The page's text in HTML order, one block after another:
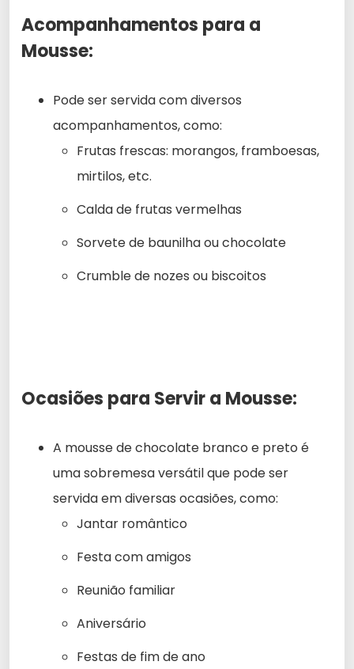
Acompanhamentos para a
Mousse:
Pode ser servida com diversos
acompanhamentos, como:
Frutas frescas: morangos, framboesas,
mirtilos, etc.
Calda de frutas vermelhas
Sorvete de baunilha ou chocolate
Crumble de nozes ou biscoitos
Ocasiões para Servir a Mousse:
A mousse de chocolate branco e preto é
uma sobremesa versátil que pode ser
servida em diversas ocasiões, como:
Jantar romântico
Festa com amigos
Reunião familiar
Aniversário
Festas de fim de ano